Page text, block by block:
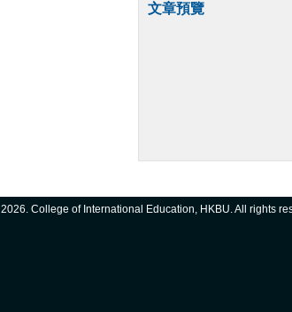
文章預覽
2026. College of International Education, HKBU. All rights